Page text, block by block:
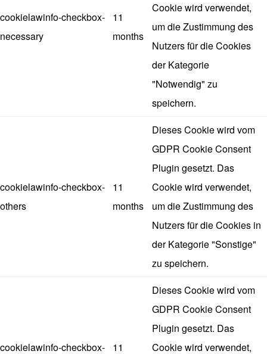
cookielawinfo-checkbox-
necessary
11
months
Cookie wird verwendet,
um die Zustimmung des
Nutzers für die Cookies
der Kategorie
"Notwendig" zu
speichern.
cookielawinfo-checkbox-
others
11
months
Dieses Cookie wird vom
GDPR Cookie Consent
Plugin gesetzt. Das
Cookie wird verwendet,
um die Zustimmung des
Nutzers für die Cookies in
der Kategorie "Sonstige"
zu speichern.
cookielawinfo-checkbox-
11
Dieses Cookie wird vom
GDPR Cookie Consent
Plugin gesetzt. Das
Cookie wird verwendet,